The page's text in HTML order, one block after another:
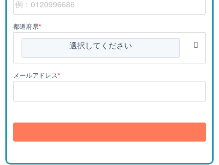
都道府県*
選択してください
メールアドレス*